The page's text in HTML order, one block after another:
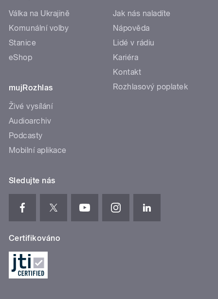
Válka na Ukrajině
Komunální volby
Stanice
eShop
mujRozhlas
Živé vysílání
Audioarchiv
Podcasty
Mobilní aplikace
Jak nás naladíte
Nápověda
Lidé v rádiu
Kariéra
Kontakt
Rozhlasový poplatek
Sledujte nás
Certifikováno